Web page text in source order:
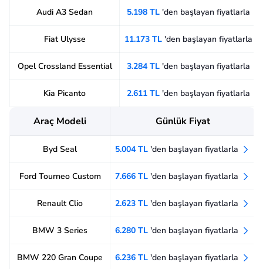
Audi A3 Sedan 5.198 TL'den başlayan fiyatlarla
Fiat Ulysse 11.173 TL'den başlayan fiyatlarla
Opel Crossland Essential 3.284 TL'den başlayan fiyatlarla
Kia Picanto 2.611 TL'den başlayan fiyatlarla
Araç Modeli Günlük Fiyat
Byd Seal 5.004 TL'den başlayan fiyatlarla
Ford Tourneo Custom 7.666 TL'den başlayan fiyatlarla
Renault Clio 2.623 TL'den başlayan fiyatlarla
BMW 3 Series 6.280 TL'den başlayan fiyatlarla
BMW 220 Gran Coupe 6.236 TL'den başlayan fiyatlarla